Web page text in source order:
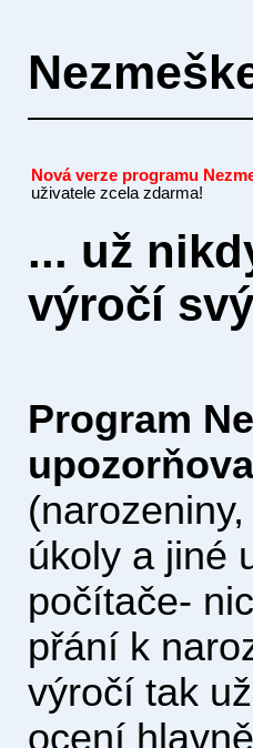
Nová verze programu
uživatele zcela zdarma!
... už
výročí
Program
úkoly a jiné
počítače-
přání k
výročí tak
ocení